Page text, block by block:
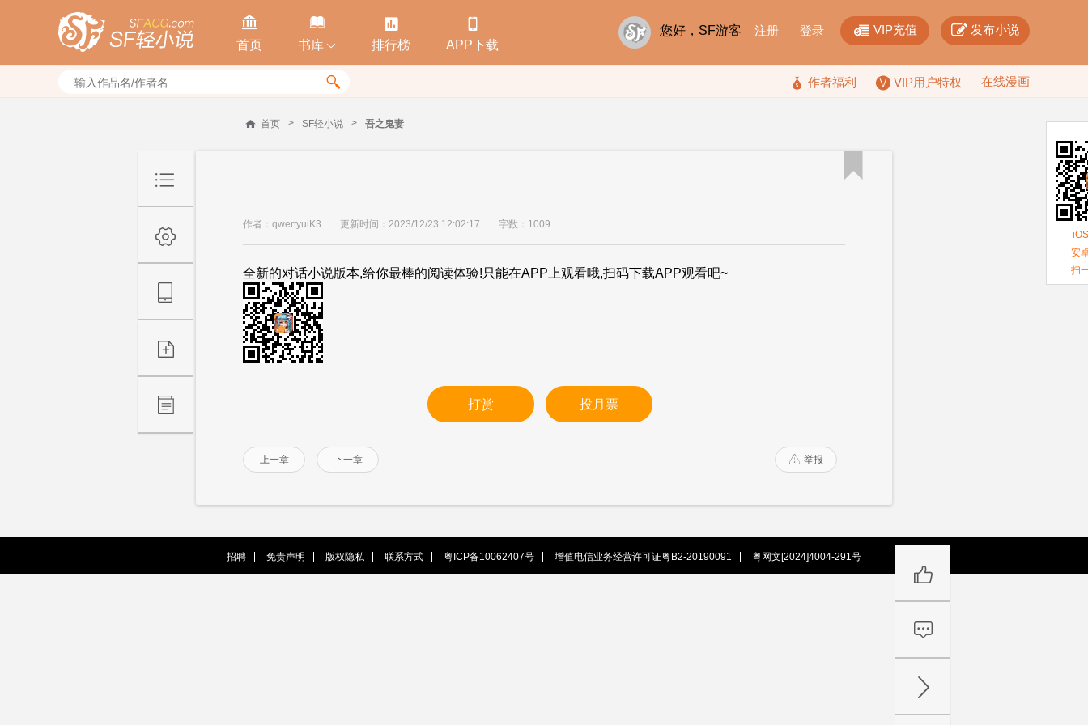

首页

书库 

排行榜

APP下载
您好，SF游客 注册 登录  VIP充值  发布小说
  作者福利 VIP用户特权 在线漫画
首页 > SF轻小说 > 吾之鬼妻
作者：qwertyuiK3 更新时间：2023/12/23 12:02:17 字数：1009
全新的对话小说版本,给你最棒的阅读体验!只能在APP上观看哦,扫码下载APP观看吧~
打赏 投月票
上一章 下一章  举报

招聘 免责声明 版权隐私 联系方式 粤ICP备10062407号 增值电信业务经营许可证粤B2-20190091 粤网文[2024]4004-291号
安
扫